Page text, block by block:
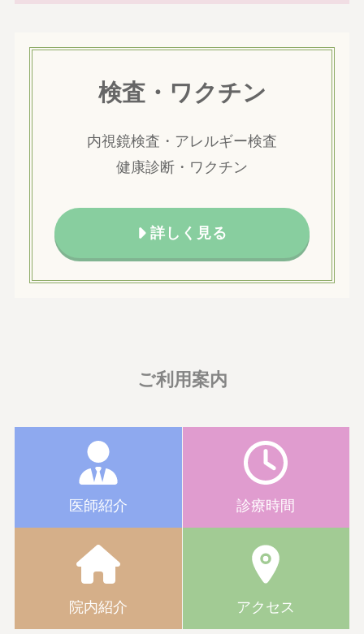
検査・ワクチン
内視鏡検査・アレルギー検査
健康診断・ワクチン
詳しく見る
ご利用案内
医師紹介 診療時間
院内紹介 アクセス